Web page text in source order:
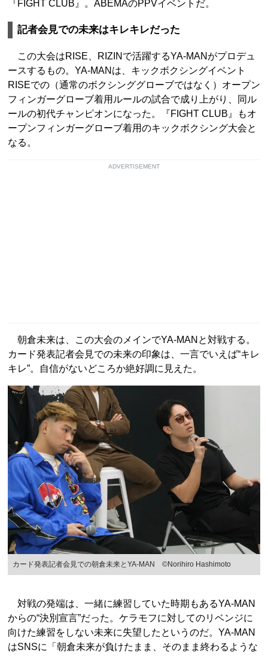
『FIGHT CLUB』。ABEMAのPPVイベントだ。
記者会見での未来はキレキレだった
この大会はRISE、RIZINで活躍するYA-MANがプロデュ
ースするもの。YA-MANは、キックボクシングイベント
RISEでの（通常のボクシンググローブではなく）オープン
フィンガーグローブ着用ルールの試合で成り上がり、同ル
ールの初代チャンピオンになった。『FIGHT CLUB』もオ
ープンフィンガーグローブ着用のキックボクシング大会と
なる。
ADVERTISEMENT
朝倉未来は、この大会のメインでYA-MANと対戦する。
カード発表記者会見での未来の印象は、一言でいえば“キレ
キレ”。自信がないどころか絶好調に見えた。
カード発表記者会見での朝倉未来とYA-MAN ©Norihiro Hashimoto
対戦の発端は、一緒に練習していた時期もあるYA-MAN
からの“決別宣言”だった。ケラモフに対してのリベンジに
向けた練習をしない未来に失望したというのだ。YA-MAN
はSNSに「朝倉未来が負けたまま、そのまま終わるような